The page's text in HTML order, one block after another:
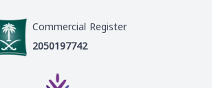
Commercial Register
2050197742